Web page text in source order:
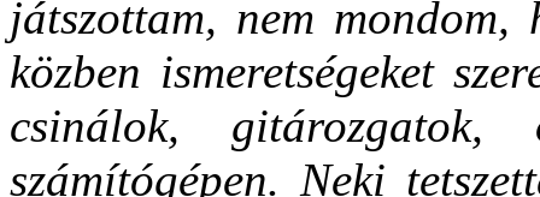
játszottam, nem
közben ismeretségeket
csinálok,
számítógépen. Neki